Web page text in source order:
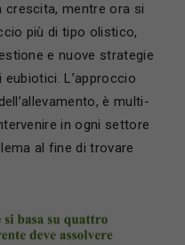
mentre ora si
più di tipo olistico,
e nuove strategie
L’approccio
è multi-
in ogni settore
al fine di trovare